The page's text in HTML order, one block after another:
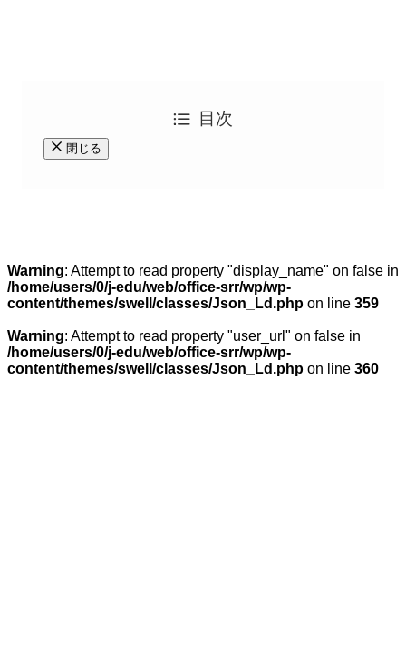
目次
閉じる
Warning: Attempt to read property "display_name" on false in
/home/users/0/j-edu/web/office-srr/wp/wp-
content/themes/swell/classes/Json_Ld.php on line 359
Warning: Attempt to read property "user_url" on false in
/home/users/0/j-edu/web/office-srr/wp/wp-
content/themes/swell/classes/Json_Ld.php on line 360